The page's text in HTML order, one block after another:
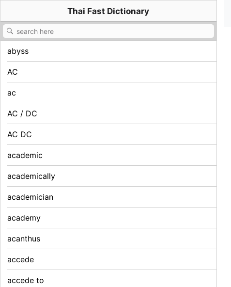
Thai Fast Dictionary
abyss
AC
ac
AC / DC
AC DC
academic
academically
academician
academy
acanthus
accede
accede to